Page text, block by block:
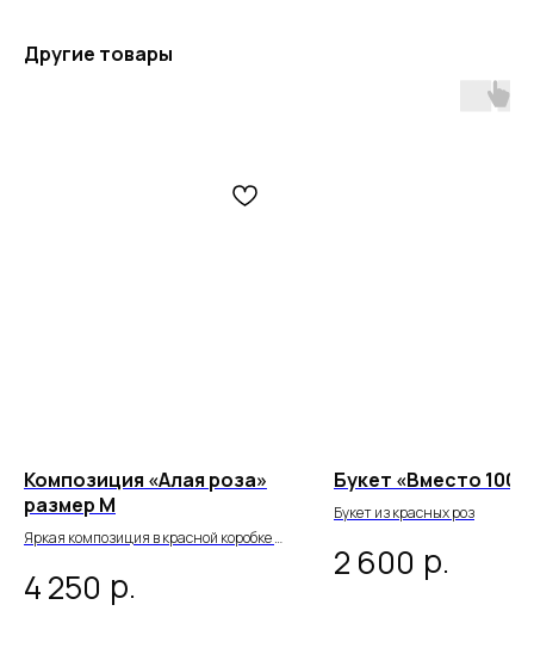
Другие товары
Композиция «Алая роза»
размер М
Яркая композиция в красной коробке с
нежными белыми хризантемами
4 250 р.
Букет «Вместо
Букет из красных роз
2 600 р.